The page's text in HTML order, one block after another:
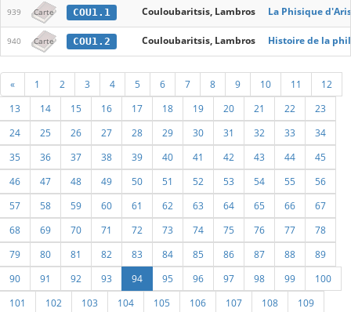
939 Carte COU1.1 Couloubaritsis, Lambros La Phisique
940 Carte COU1.2 Couloubaritsis, Lambros Histoire de la
« 1 2 3 4 5 6 7 8 9 10 11
12
13
14 15 16 17 18 19 20 21 22
23
24
25 26 27 28 29 30 31 32 33
34
35
36 37 38 39 40 41 42 43 44
45
46
47 48 49 50 51 52 53 54 55
56
57
58 59 60 61 62 63 64 65 66
67
68
69 70 71 72 73 74 75 76 77
78
79
80 81 82 83 84 85 86 87 88
89
90
91 92 93 94 95 96 97 98 99
100
101
102 103 104 105 106 107 108
109